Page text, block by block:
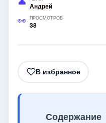
Андрей
ПРОСМОТРОВ
38
В избранное
Содержание